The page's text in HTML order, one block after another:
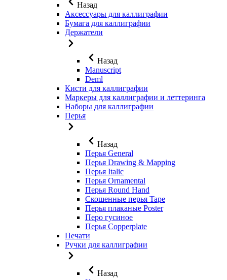
Назад
Аксессуары для каллиграфии
Бумага для каллиграфии
Держатели
Назад
Manuscript
Deml
Кисти для каллиграфии
Маркеры для каллиграфии и леттеринга
Наборы для каллиграфии
Перья
Назад
Перья General
Перья Drawing & Mapping
Перья Italic
Перья Ornamental
Перья Round Hand
Скошенные перья Tape
Перья плаканые Poster
Перо гусиное
Перья Copperplate
Печати
Ручки для каллиграфии
Назад